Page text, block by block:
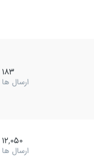
183
ارسال ها
12,050
ارسال ها